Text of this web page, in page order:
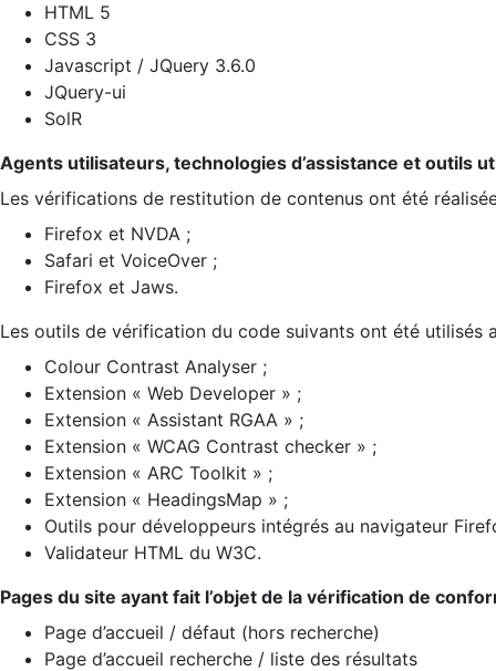
HTML 5
CSS 3
Javascript / JQuery 3.6.0
JQuery-ui
SolR
Agents utilisateurs, technologies d’assistance et outils
Les vérifications de restitution de contenus ont été
Firefox et NVDA ;
Safari et VoiceOver ;
Firefox et Jaws.
Les outils de vérification du code suivants ont été utilisés
Colour Contrast Analyser ;
Extension « Web Developer » ;
Extension « Assistant RGAA » ;
Extension « WCAG Contrast checker » ;
Extension « ARC Toolkit » ;
Extension « HeadingsMap » ;
Outils pour développeurs intégrés au navigateur
Validateur HTML du W3C.
Pages du site ayant fait l’objet de la vérification de
Page d’accueil / défaut (hors recherche)
Page d’accueil recherche / liste des résultats